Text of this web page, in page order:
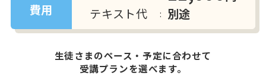
費用
テキスト代
別途
生徒さまのペース・予定に合わせて
受講プランを選べます。